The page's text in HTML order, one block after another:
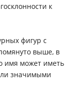
к
фигур с
выше, в
имя может иметь
значимыми